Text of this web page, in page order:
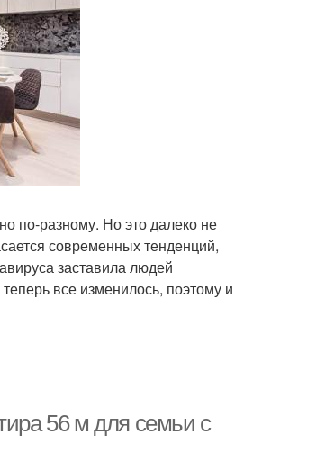
по-разному. Но это далеко не
современных тенденций,
заставила людей
все изменилось, поэтому и
56 м для семьи с